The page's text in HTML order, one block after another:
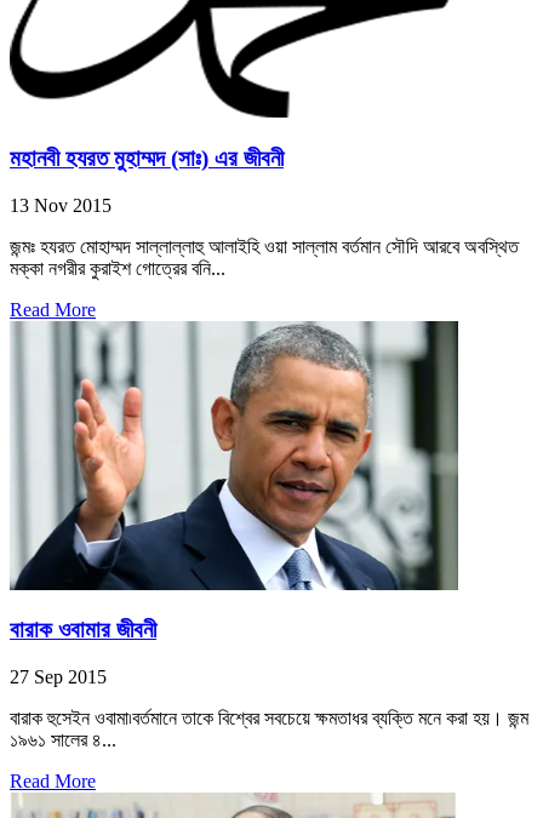
মহানবী হযরত মুহাম্মদ (সাঃ) এর জীবনী
13 Nov 2015
জন্মঃ হযরত মোহাম্মদ সাল্লাল্লাহু আলাইহি ওয়া সাল্লাম বর্তমান সৌদি আরবে অবস্থিত
মক্কা নগরীর কুরাইশ গোত্রের বনি...
Read More
বারাক ওবামার জীবনী
27 Sep 2015
বারাক হুসেইন ওবামা৷বর্তমানে তাকে বিশ্বের সবচেয়ে ক্ষমতাধর ব্যক্তি মনে করা হয়। জন্ম
১৯৬১ সালের ৪...
Read More